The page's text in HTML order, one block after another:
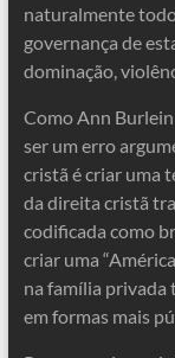
naturalmente
governança de
dominação,
Como Ann
ser um erro
cristã é criar uma
da direita cristã
codificada como
criar uma
na família privada
em formas mais